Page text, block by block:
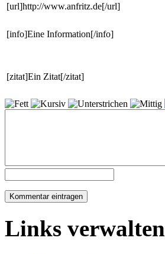
[url]http://www.anfritz.de[/url]
[info]Eine Information[/info]
[zitat]Ein Zitat[/zitat]
Links verwalten